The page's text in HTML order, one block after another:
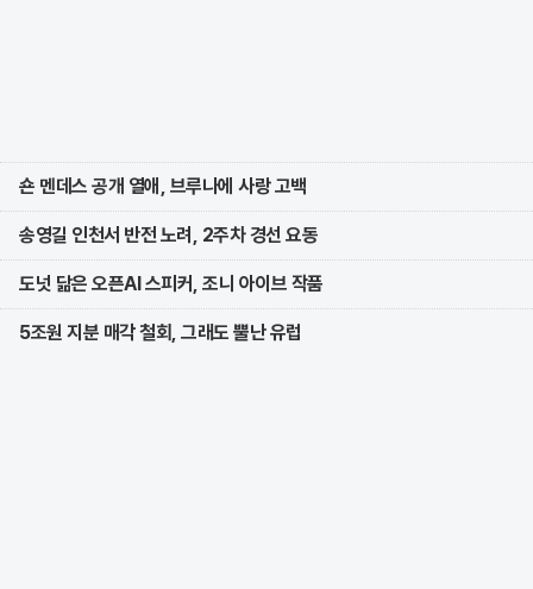
숀 멘데스 공개 열애, 브루나에 사랑 고백
송영길 인천서 반전 노려, 2주차 경선 요동
도넛 닮은 오픈AI 스피커, 조니 아이브 작품
5조원 지분 매각 철회, 그래도 뿔난 유럽